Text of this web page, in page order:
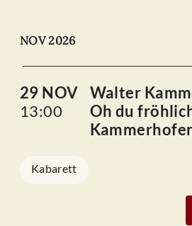
NOV 2026
29 NOV
13:00
Walter
Oh du
Kammerhofer
Kabarett